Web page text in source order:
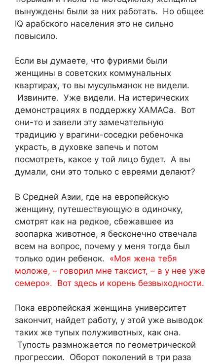
вынуждены были за них работать. Но общее
IQ арабского населения это не сильно
повысило.
Если вы думаете, что фуриями были
женщины в советских коммунальных
квартирах, то вы мусульманок не видели.
Извините. Уже видели. На истерических
демонстрациях в поддержку ХАМАСа. Вот
они-то и завели эту замечательную
традицию у врагини-соседки ребеночка
украсть, в духовке запечь и потом
посмотреть, какое у той лицо будет. А вы
думали, они это только с евреями делают?
В Средней Азии, где на европейскую
женщину, путешествующую в одиночку,
смотрят как на редкое, сбежавшее из
зоопарка животное, я бесконечно отвечала
всем на вопрос, почему у меня тогда был
только один ребенок. «Моя жена тебя
моложе, – говорил мне таксист, – а у нее уже
семеро». Вот здесь и корень безвыходности.
Пока европейская женщина университет
закончит, найдет работу, у этой уже выводок
таких же тупых полуживотных, как она.
Тупость размножается по геометрической
прогрессии. Оборот поколений в три раза